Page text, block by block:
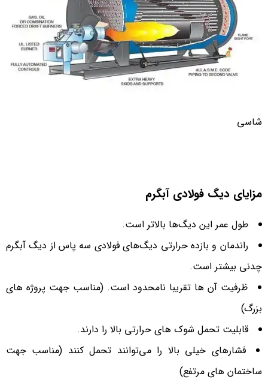
شاسی
مزایای دیگ‌ فولادی آبگرم
طول عمر این دیگ‌ها بالاتر است.
راندمان و بازده حرارتی دیگ‌های فولادی سه پاس از دیگ‌ آبگرم
چدنی بیشتر است.
ظرفیت آن ها تقریبا نامحدود است. (مناسب جهت پروژه های
بزرگ)
قابلیت تحمل شوک های حرارتی بالا را دارند.
فشارهای خیلی بالا را می‌توانند تحمل کنند (مناسب جهت
ساختمان های مرتفع)